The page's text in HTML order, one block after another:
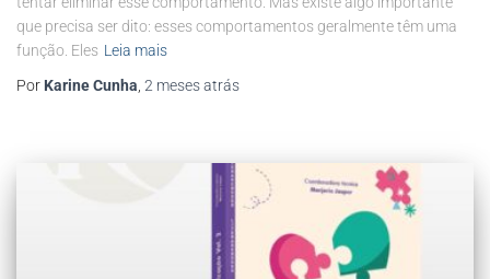
que precisa ser dito: esses comportamentos geralmente têm uma
função. Eles Leia mais
Por Karine Cunha, 2 mesesatrás